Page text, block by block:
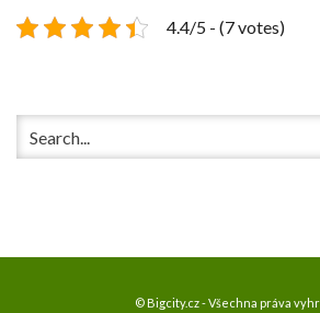
4.4/5 - (7 votes)
© Bigcity.cz - Všechna práva